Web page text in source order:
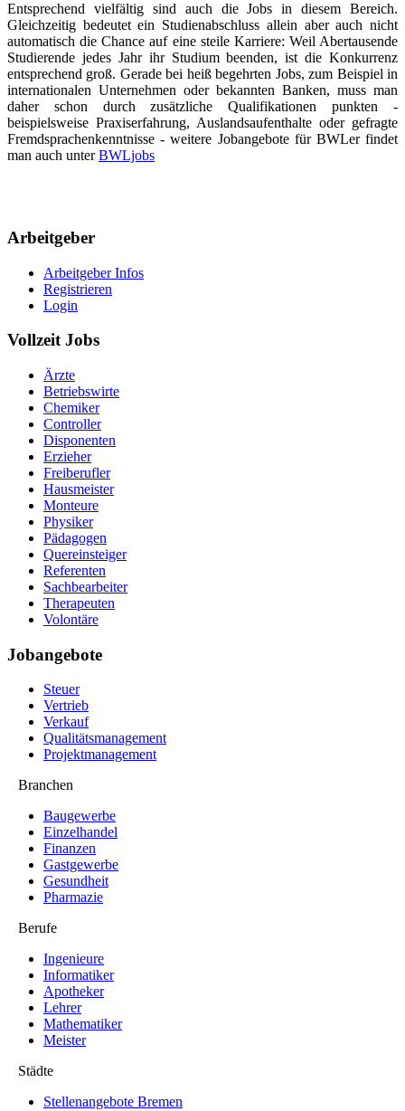
Entsprechend vielfältig sind auch die Jobs in diesem Bereich.
Gleichzeitig bedeutet ein Studienabschluss allein aber auch nicht
automatisch die Chance auf eine steile Karriere: Weil Abertausende
Studierende jedes Jahr ihr Studium beenden, ist die Konkurrenz
entsprechend groß. Gerade bei heiß begehrten Jobs, zum Beispiel in
internationalen Unternehmen oder bekannten Banken, muss man
daher schon durch zusätzliche Qualifikationen punkten -
beispielsweise Praxiserfahrung, Auslandsaufenthalte oder gefragte
Fremdsprachenkenntnisse - weitere Jobangebote für BWLer findet
man auch unterBWLjobs
Arbeitgeber
Arbeitgeber Infos
Registrieren
Login
Vollzeit Jobs
Ärzte
Betriebswirte
Chemiker
Controller
Disponenten
Erzieher
Freiberufler
Hausmeister
Monteure
Physiker
Pädagogen
Quereinsteiger
Referenten
Sachbearbeiter
Therapeuten
Volontäre
Jobangebote
Steuer
Vertrieb
Verkauf
Qualitätsmanagement
Projektmanagement
Branchen
Baugewerbe
Einzelhandel
Finanzen
Gastgewerbe
Gesundheit
Pharmazie
Berufe
Ingenieure
Informatiker
Apotheker
Lehrer
Mathematiker
Meister
Städte
Stellenangebote Bremen